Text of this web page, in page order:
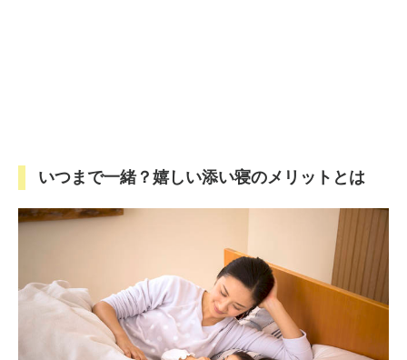
いつまで一緒？嬉しい添い寝のメリットとは